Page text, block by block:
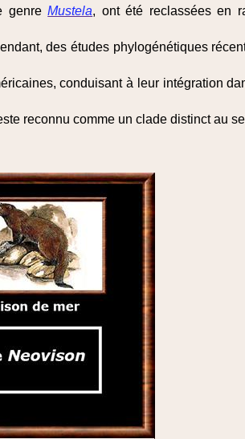
genreMustela, ont été reclassées en
des études phylogénétiques
conduisant à leur intégration
reconnu comme un clade distinct au